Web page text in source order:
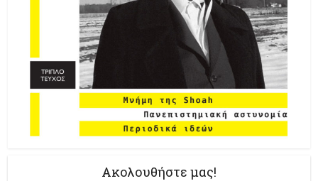
Ακολουθήστε μας!